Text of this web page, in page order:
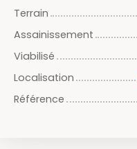
Terrain
Assainissement
Viabilisé
Localisation
Référence